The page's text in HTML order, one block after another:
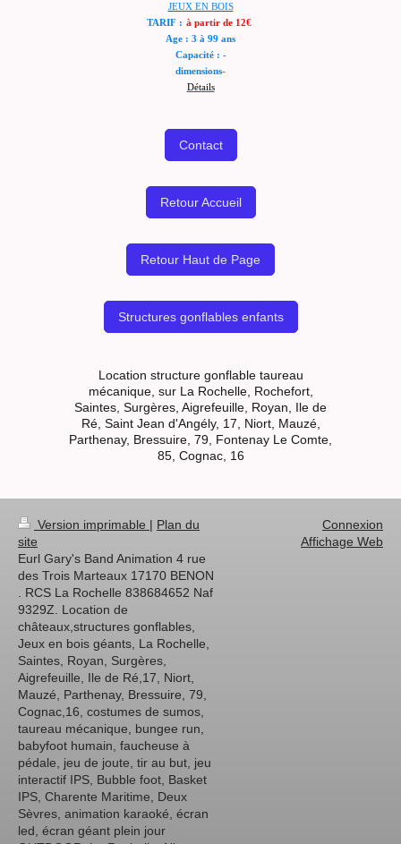
JEUX EN BOIS
TARIF : à partir de 12€
Age : 3 à 99 ans
Capacité : -
dimensions-
Détails
Contact
Retour Accueil
Retour Haut de Page
Structures gonflables enfants
Location structure gonflable taureau
mécanique, sur La Rochelle, Rochefort,
Saintes, Surgères, Aigrefeuille, Royan, Ile de
Ré, Saint Jean d'Angély, 17, Niort, Mauzé,
Parthenay, Bressuire, 79, Fontenay Le Comte,
85, Cognac, 16
Version imprimable | Plan du
site
Eurl Gary's Band Animation 4 rue
des Trois Marteaux 17170 BENON
. RCS La Rochelle 838684652 Naf
9329Z. Location de
châteaux,structures gonflables,
Jeux en bois géants, La Rochelle,
Saintes, Royan, Surgères,
Aigrefeuille, Ile de Ré,17, Niort,
Mauzé, Parthenay, Bressuire, 79,
Cognac,16, costumes de sumos,
taureau mécanique, bungee run,
babyfoot humain, faucheuse à
pédale, jeu de joute, tir au but, jeu
interactif IPS, Bubble foot, Basket
IPS, Charente Maritime, Deux
Sèvres, animation karaoké, écran
led, écran géant plein jour
Connexion
Affichage Web